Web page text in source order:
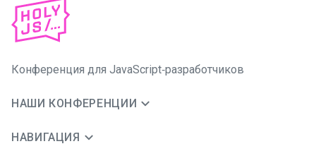
Конференция для JavaScript‑разработчиков
НАШИ КОНФЕРЕНЦИИ
НАВИГАЦИЯ